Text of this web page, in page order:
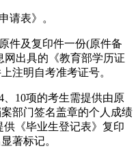
表》。
及复印件一份(原件备
出具的《教育部学历证
注明自考准考证号。
10项的考生需提供由原
部门签名盖章的个人成绩
《毕业生登记表》复印
著标记。